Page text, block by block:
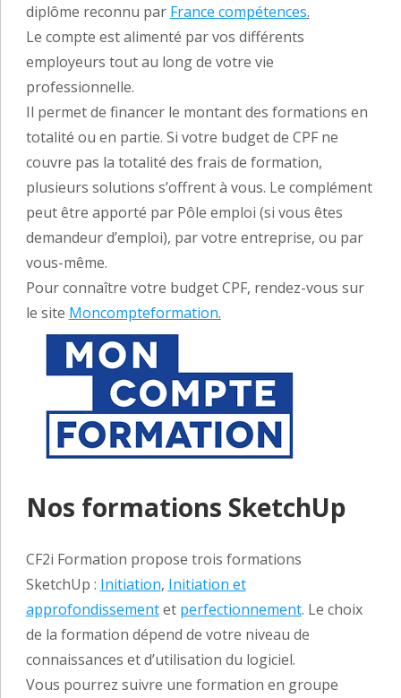
diplôme reconnu par France compétences.
Le compte est alimenté par vos différents
employeurs tout au long de votre vie
professionnelle.
Il permet de financer le montant des formations en
totalité ou en partie. Si votre budget de CPF ne
couvre pas la totalité des frais de formation,
plusieurs solutions s’offrent à vous. Le complément
peut être apporté par Pôle emploi (si vous êtes
demandeur d’emploi), par votre entreprise, ou par
vous-même.
Pour connaître votre budget CPF, rendez-vous sur
le site Moncompteformation.
Nos formations SketchUp
CF2i Formation propose trois formations
SketchUp : Initiation, Initiation et
approfondissementet perfectionnement. Le choix
de la formation dépend de votre niveau de
connaissances et d’utilisation du logiciel.
Vous pourrez suivre une formation en groupe